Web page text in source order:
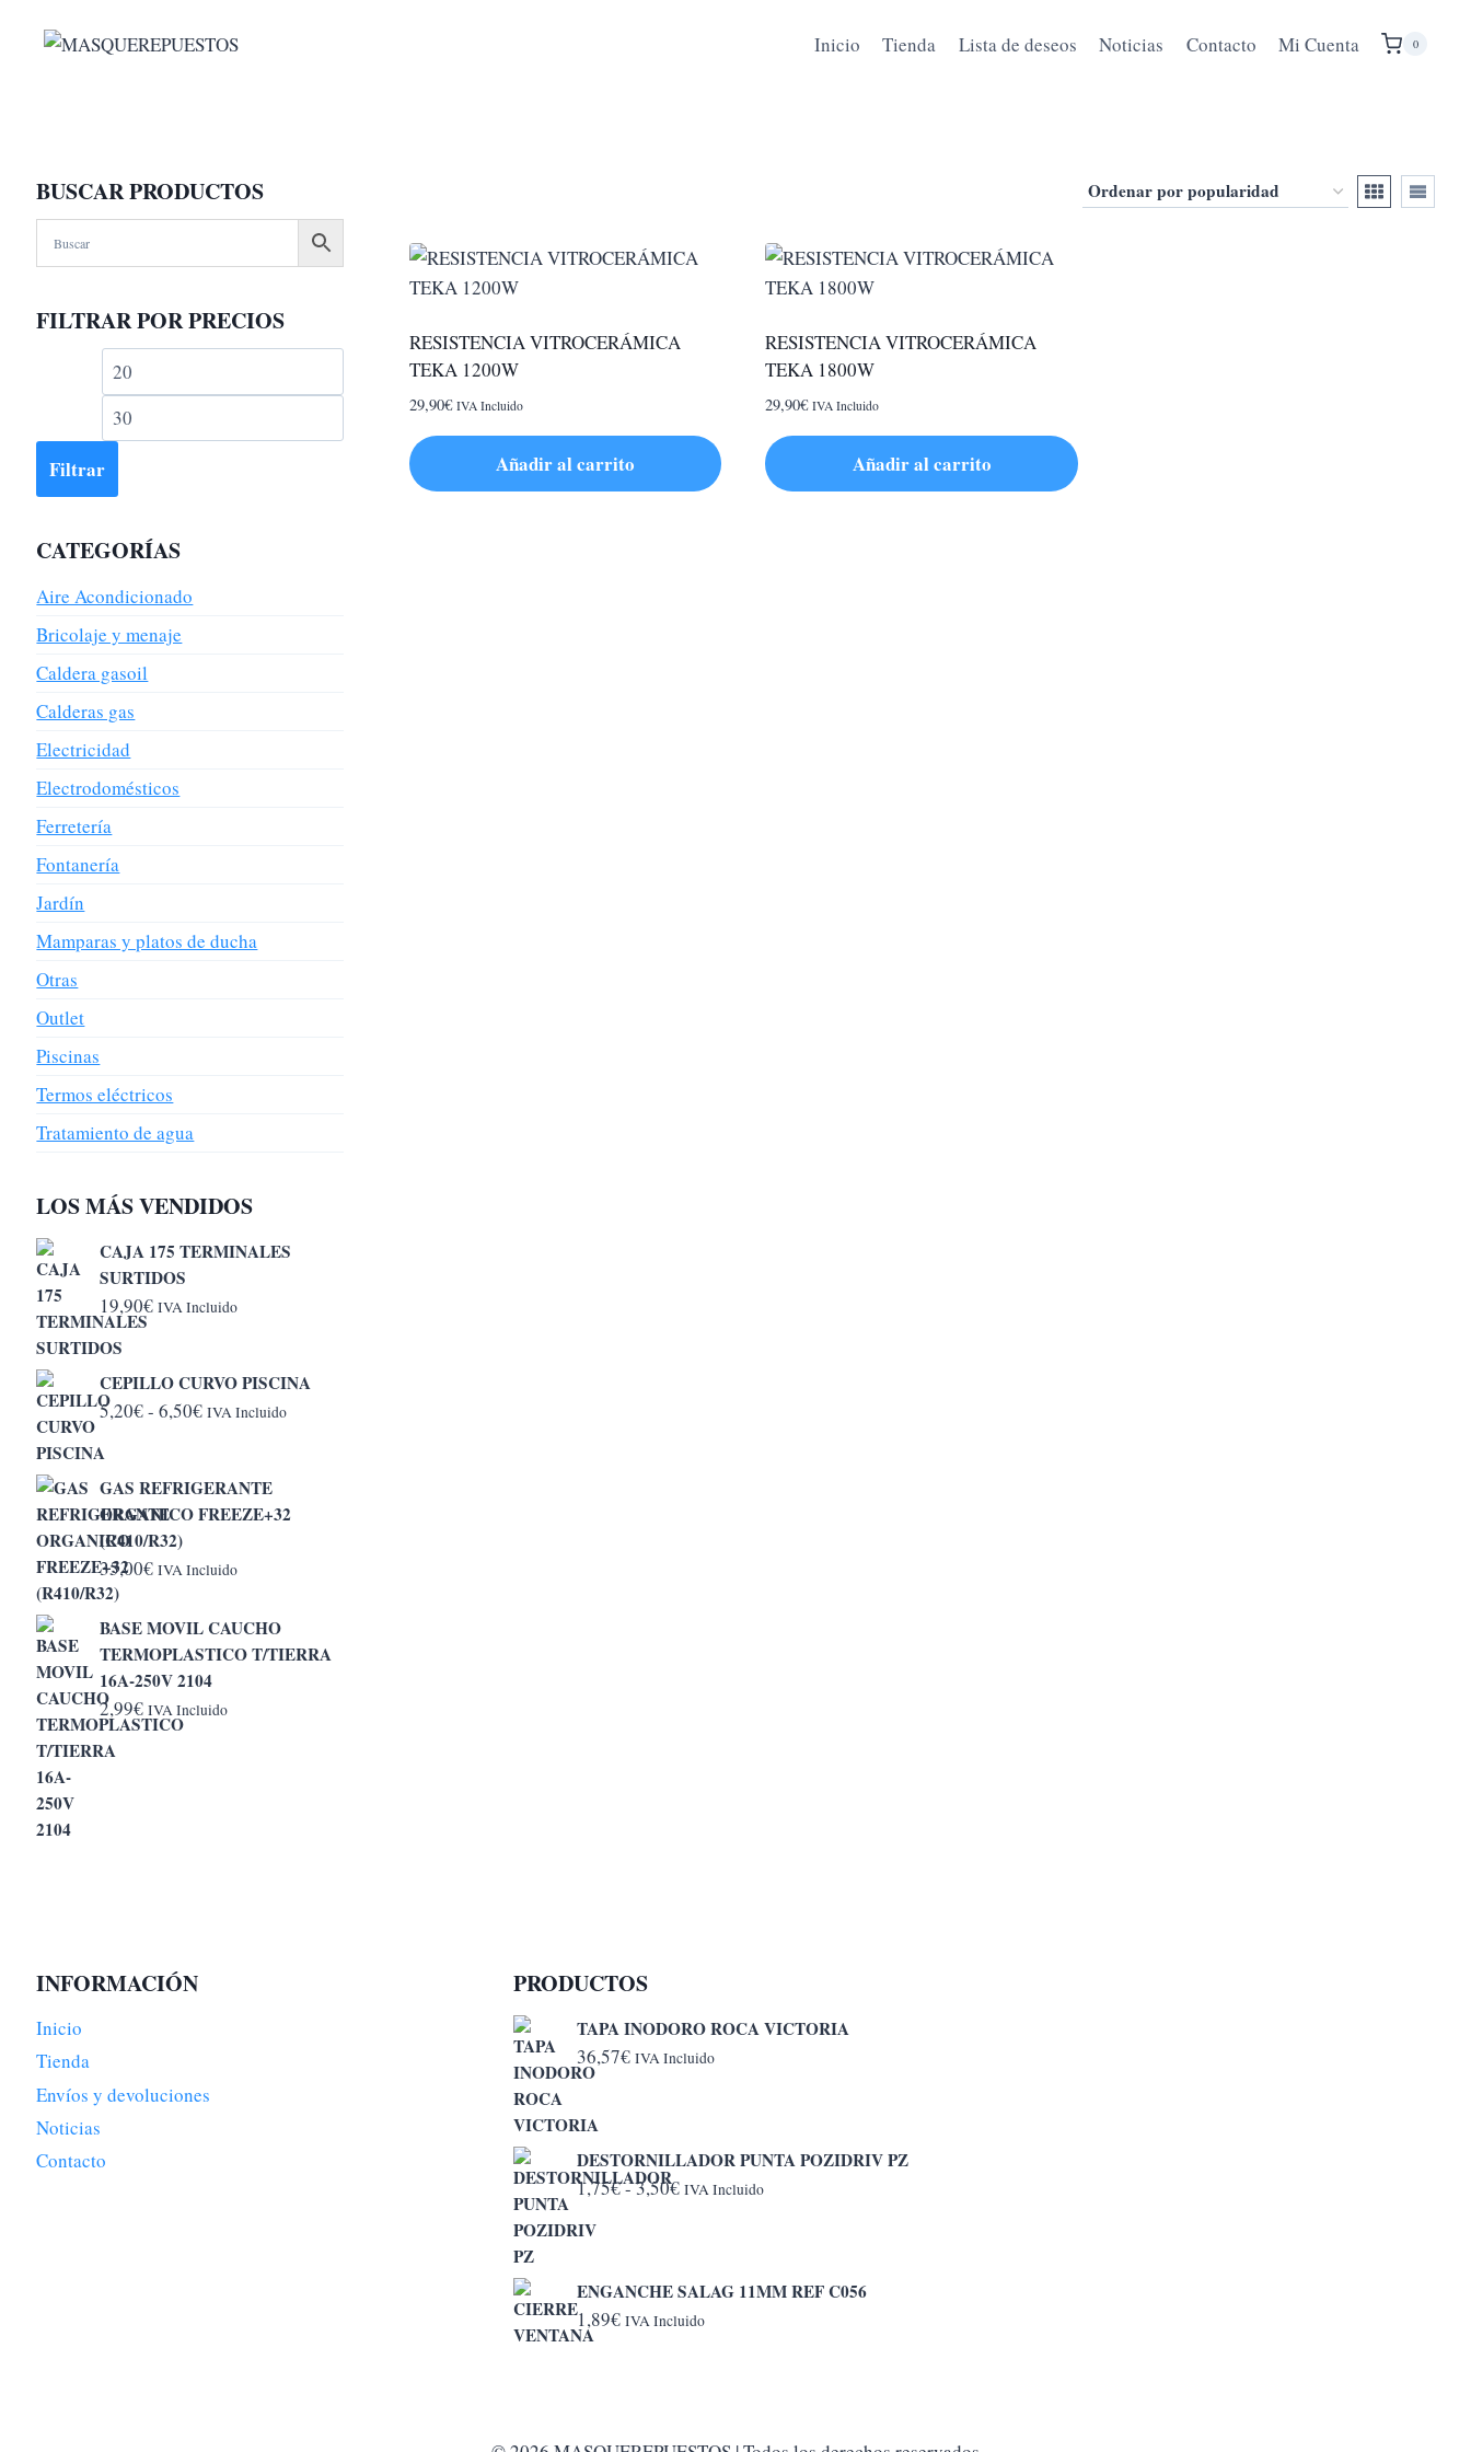
Inicio Tienda Lista de deseos Noticias Contacto Mi Cuenta 0
RESISTENCIA VITROCERÁMICA
TEKA 1200W
29,90€ IVA Incluido
Añadir al carrito
RESISTENCIA VITROCERÁMICA
TEKA 1800W
29,90€ IVA Incluido
Añadir al carrito
BUSCAR PRODUCTOS
FILTRAR POR PRECIOS
Precio
mínimo
máximo
Filtrar
CATEGORÍAS
Aire Acondicionado
Bricolaje y menaje
Caldera gasoil
Calderas gas
Electricidad
Electrodomésticos
Ferretería
Fontanería
Jardín
Mamparas y platos de ducha
Otras
Outlet
Piscinas
Termos eléctricos
Tratamiento de agua
LOS MÁS VENDIDOS
CAJA 175 TERMINALES
SURTIDOS
19,90€ IVA Incluido
CEPILLO CURVO PISCINA
5,20€- 6,50€Rango
desde
5,20€
IVA Incluido
GAS REFRIGERANTE
ORGANICO FREEZE+32
(R410/R32)
35,00€ IVA Incluido
BASE MOVIL CAUCHO
TERMOPLASTICO T/TIERRA
16A-250V 2104
2,99€ IVA Incluido
INFORMACIÓN
Inicio
Tienda
Envíos y devoluciones
Noticias
Contacto
PRODUCTOS
TAPA INODORO ROCA VICTORIA
36,57€ IVA Incluido
DESTORNILLADOR PUNTA POZIDRIV PZ
1,75€-3,50€Rango
1,75€
hasta
IVA Incluido
ENGANCHE SALAG 11MM REF C056
1,89€ IVA Incluido